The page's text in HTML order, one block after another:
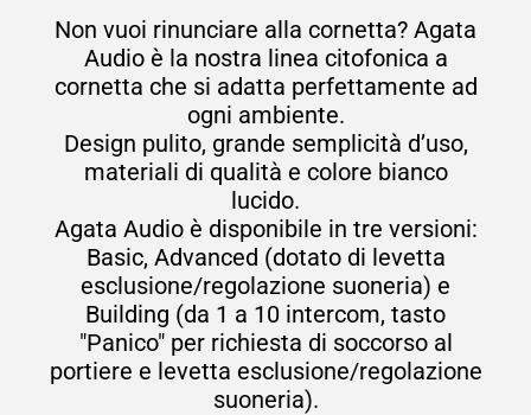
Non vuoi rinunciare alla cornetta? Agata
Audio è la nostra linea citofonica a
cornetta che si adatta perfettamente ad
ogni ambiente.
Design pulito, grande semplicità d’uso,
materiali di qualità e colore bianco
lucido.
Agata Audio è disponibile in tre versioni:
Basic, Advanced (dotato di levetta
esclusione/regolazione suoneria) e
Building (da 1 a 10 intercom, tasto
"Panico" per richiesta di soccorso al
portiere e levetta esclusione/regolazione
suoneria).